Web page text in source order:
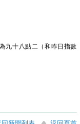
十八點二（和昨日指數